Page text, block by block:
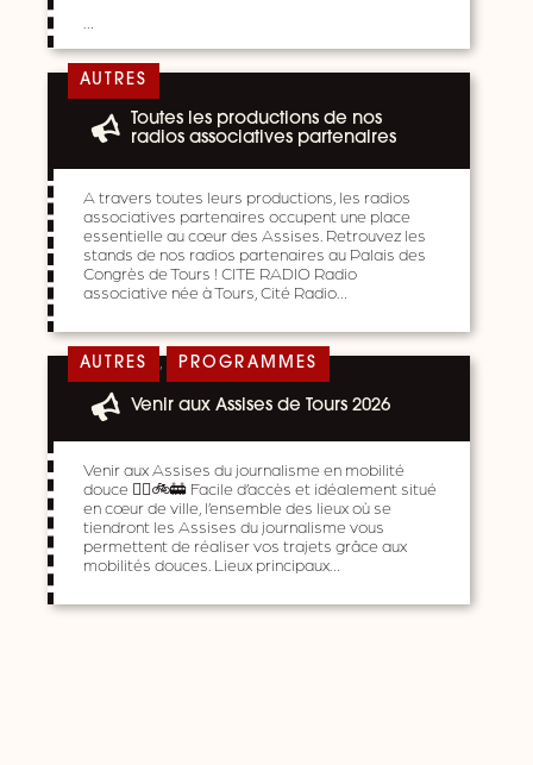
AUTRES
Toutes les productions de nos
radios associatives partenaires
A travers toutes leurs productions, les radios
associatives partenaires occupent une place
essentielle au cœur des Assises. Retrouvez les
stands de nos radios partenaires au Palais des
Congrès de Tours ! CITE RADIO Radio
associative née à Tours, Cité Radio…
AUTRES , PROGRAMMES
Venir aux Assises de Tours 2026
Venir aux Assises du journalisme en mobilité
douce 🚶‍♀️🚲🚋 Facile d’accès et idéalement situé
en cœur de ville, l’ensemble des lieux où se
tiendront les Assises du journalisme vous
permettent de réaliser vos trajets grâce aux
mobilités douces. Lieux principaux…